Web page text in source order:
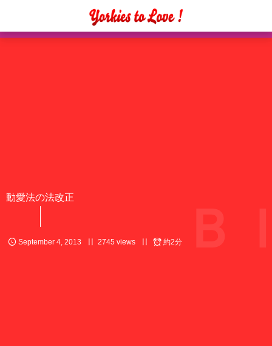
動愛法の法改正
September 4, 2013 2745 views 約2分Ｂ